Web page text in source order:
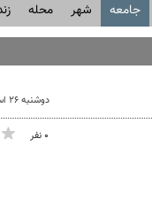
جامعه شهر محله
دوشنبه ۲۶ اسفند ۱۳۹۲ - ۱۵:۲۱
۰ نفر